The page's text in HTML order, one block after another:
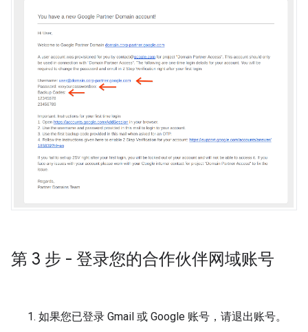
第 3 步 - 登录您的合作伙伴网域账号
如果您已登录 Gmail 或 Google 账号，请退出账号。